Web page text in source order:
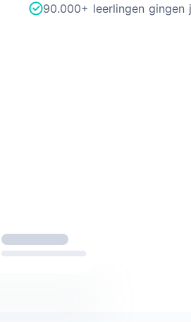
90.000+ leerlingen gingen